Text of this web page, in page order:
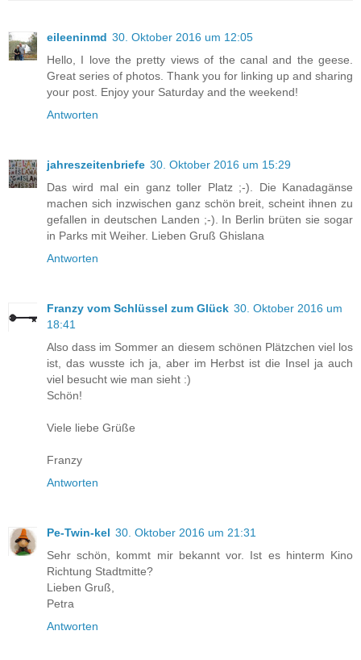
eileeninmd 30. Oktober 2016 um 12:05
Hello, I love the pretty views of the canal and the geese.
Great series of photos. Thank you for linking up and sharing
your post. Enjoy your Saturday and the weekend!
Antworten
jahreszeitenbriefe 30. Oktober 2016 um 15:29
Das wird mal ein ganz toller Platz ;-). Die Kanadagänse
machen sich inzwischen ganz schön breit, scheint ihnen zu
gefallen in deutschen Landen ;-). In Berlin brüten sie sogar
in Parks mit Weiher. Lieben Gruß Ghislana
Antworten
Franzy vom Schlüssel zum Glück 30. Oktober 2016 um
18:41
Also dass im Sommer an diesem schönen Plätzchen viel los
ist, das wusste ich ja, aber im Herbst ist die Insel ja auch
viel besucht wie man sieht :)
Schön!
Viele liebe Grüße
Franzy
Antworten
Pe-Twin-kel 30. Oktober 2016 um 21:31
Sehr schön, kommt mir bekannt vor. Ist es hinterm Kino
Richtung Stadtmitte?
Lieben Gruß,
Petra
Antworten